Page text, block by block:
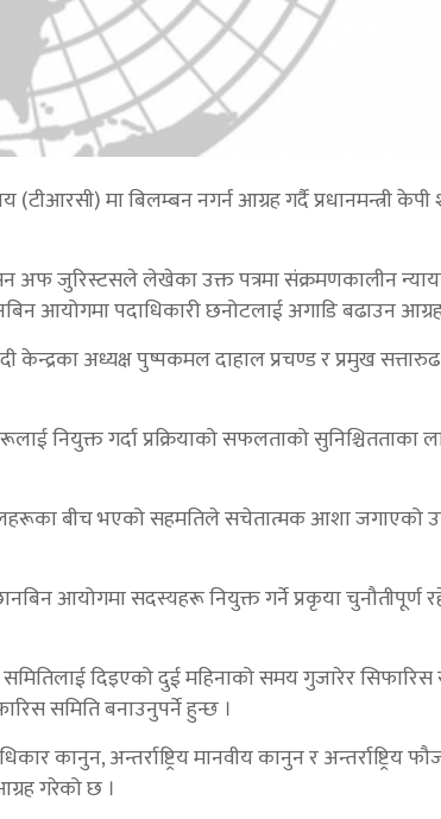
(टीआरसी) मा बिलम्बन नगर्न आग्रह गर्दै प्रधानमन्त्री
अफ जुरिस्टसले लेखेका उक्त पत्रमा संक्रमणकालीन
आयोगमा पदाधिकारी छनोटलाई अगाडि बढाउन
केन्द्रका अध्यक्ष पुष्पकमल दाहाल प्रचण्ड र प्रमुख
नियुक्त गर्दा प्रक्रियाको सफलताको सुनिश्चितताका
बीच भएको सहमतिले सचेतात्मक आशा जगाएको
आयोगमा सदस्यहरू नियुक्त गर्ने प्रकृया
दिइएको दुई महिनाको समय गुजारेर सिफारिस
समिति बनाउनुपर्ने हुन्छ ।
कानुन, अन्तर्राष्ट्रिय मानवीय कानुन र अन्तर्राष्ट्रिय
गरेको छ ।